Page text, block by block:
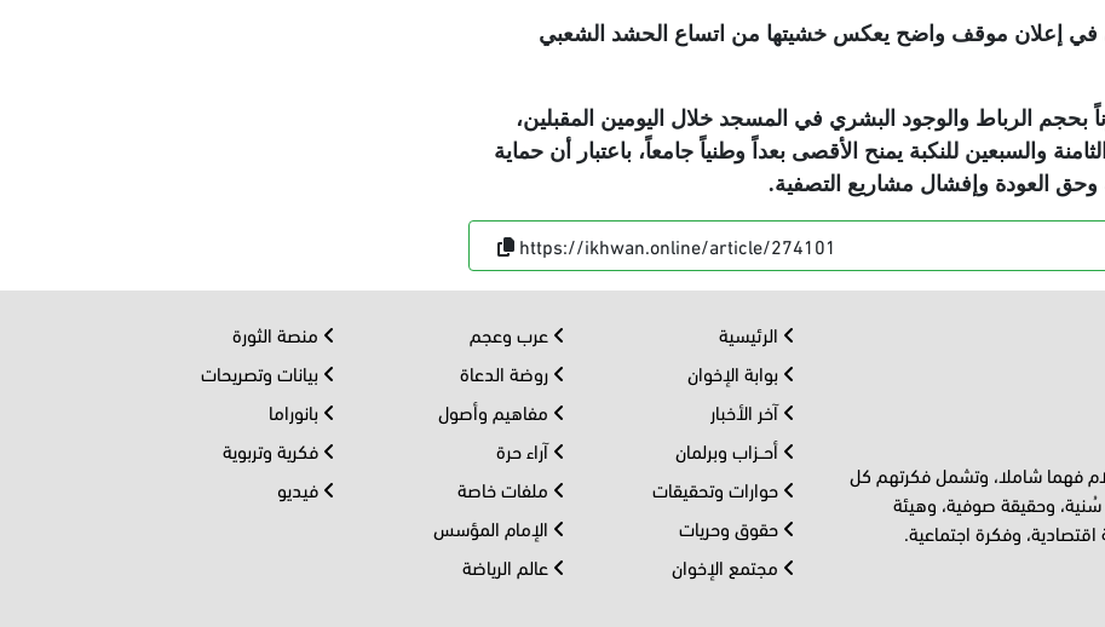
في إعلان موقف واضح يعكس خشيتها من اتساع الحشد الشعبي
الرباط والوجود البشري في المسجد خلال اليومين المقبلين،
والسبعين للنكبة يمنح الأقصى بعداً وطنياً جامعاً، باعتبار أن حماية
وحق العودة وإفشال مشاريع التصفية.
https://ikhwan.online/article/274101
فهما شاملا، وتشمل فكرتهم كل
وحقيقة صوفية، وهيئة
وفكرة اجتماعية.
الرئيسية
بوابة الإخوان
آخر الأخبار
أحــزاب وبرلمان
حوارات وتحقيقات
حقوق وحريات
مجتمع الإخوان
عرب وعجم
روضة الدعاة
مفاهيم وأصول
آراء حرة
ملفات خاصة
الإمام المؤسس
عالم الرياضة
منصة الثورة
بيانات وتصريحات
بانوراما
فكرية وتربوية
فيديو